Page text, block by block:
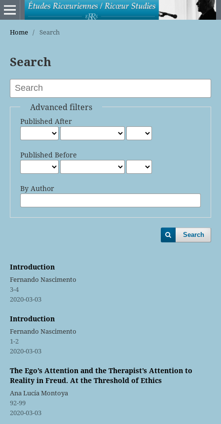
Home / Search
Search
Advanced filters
Published After
Published Before
By Author
Search
Introduction
Fernando Nascimento
3-4
2020-03-03
Introduction
Fernando Nascimento
1-2
2020-03-03
The Ego’s Attention and the Therapist’s Attention to
Reality in Freud. At the Threshold of Ethics
Ana Lucía Montoya
92-99
2020-03-03